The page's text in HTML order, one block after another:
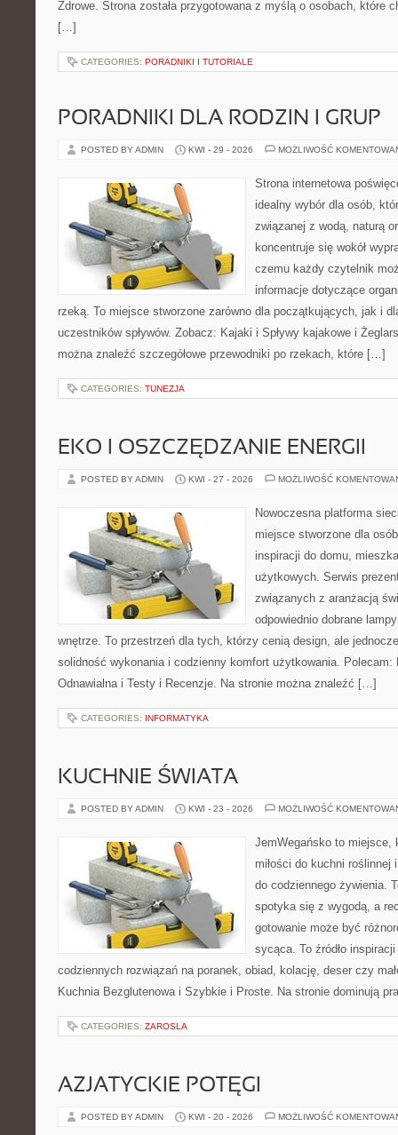
Zdrowe. Strona została przygotowana z myślą o osobach, które
[…]
CATEGORIES: PORADNIKI I TUTORIALE
PORADNIKI DLA RODZIN I GRUP
POSTED BY ADMIN KWI - 29 - 2026 MOŻLIWOŚĆ
Strona internetowa
idealny wybór dla osób,
związanej z wodą, naturą
koncentruje się wokół
czemu każdy czytelnik
informacje dotyczące
rzeką. To miejsce stworzone zarówno dla początkujących, jak i
uczestników spływów. Zobacz: Kajaki i Spływy kajakowe i
można znaleźć szczegółowe przewodniki po rzekach, które […]
CATEGORIES: TUNEZJA
EKO I OSZCZĘDZANIE ENERGII
POSTED BY ADMIN KWI - 27 - 2026 MOŻLIWOŚĆ
Nowoczesna platforma
miejsce stworzone dla
inspiracji do domu,
użytkowych. Serwis
związanych z aranżacją
odpowiednio dobrane
wnętrze. To przestrzeń dla tych, którzy cenią design, ale
solidność wykonania i codzienny komfort użytkowania. Polecam:
Odnawialna i Testy i Recenzje. Na stronie można znaleźć […]
CATEGORIES: INFORMATYKA
KUCHNIE ŚWIATA
POSTED BY ADMIN KWI - 23 - 2026 MOŻLIWOŚĆ
JemWegańsko to miejsce,
miłości do kuchni
do codziennego żywienia.
spotyka się z wygodą, a
gotowanie może być
sycąca. To źródło
codziennych rozwiązań na poranek, obiad, kolację, deser czy
Kuchnia Bezglutenowa i Szybkie i Proste. Na stronie dominują
CATEGORIES: ZAROSLA
AZJATYCKIE POTĘGI
POSTED BY ADMIN KWI - 20 - 2026 MOŻLIWOŚĆ